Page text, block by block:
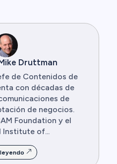
Druttman
de Contenidos de
con décadas de
de
de negocios.
Foundation y el
Institute of...